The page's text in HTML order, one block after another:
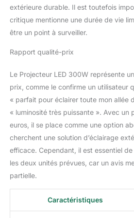
Étanche -
exterieur
craignez
conditions
IP67
fiable et
espace
- Ce
extérieur
extérieure durable. Il est toutefois
critique mentionne une durée de vie
être un point à surveiller.
Rapport qualité-prix
Le Projecteur LED 300W représente
prix, comme le confirme un utilisateur
« parfait pour éclairer toute mon allée
« luminosité très puissante ». Avec un
euros, il se place comme une option
cherchent une solution d’éclairage
efficace. Cependant, il est essentiel de
les deux unités prévues, car un avis
partielle.
Caractéristiques